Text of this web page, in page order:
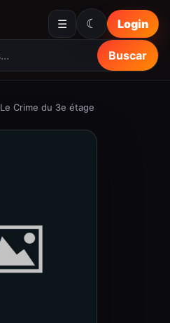
☰
Buscar
Login
☾
Le Crime du 3e étage